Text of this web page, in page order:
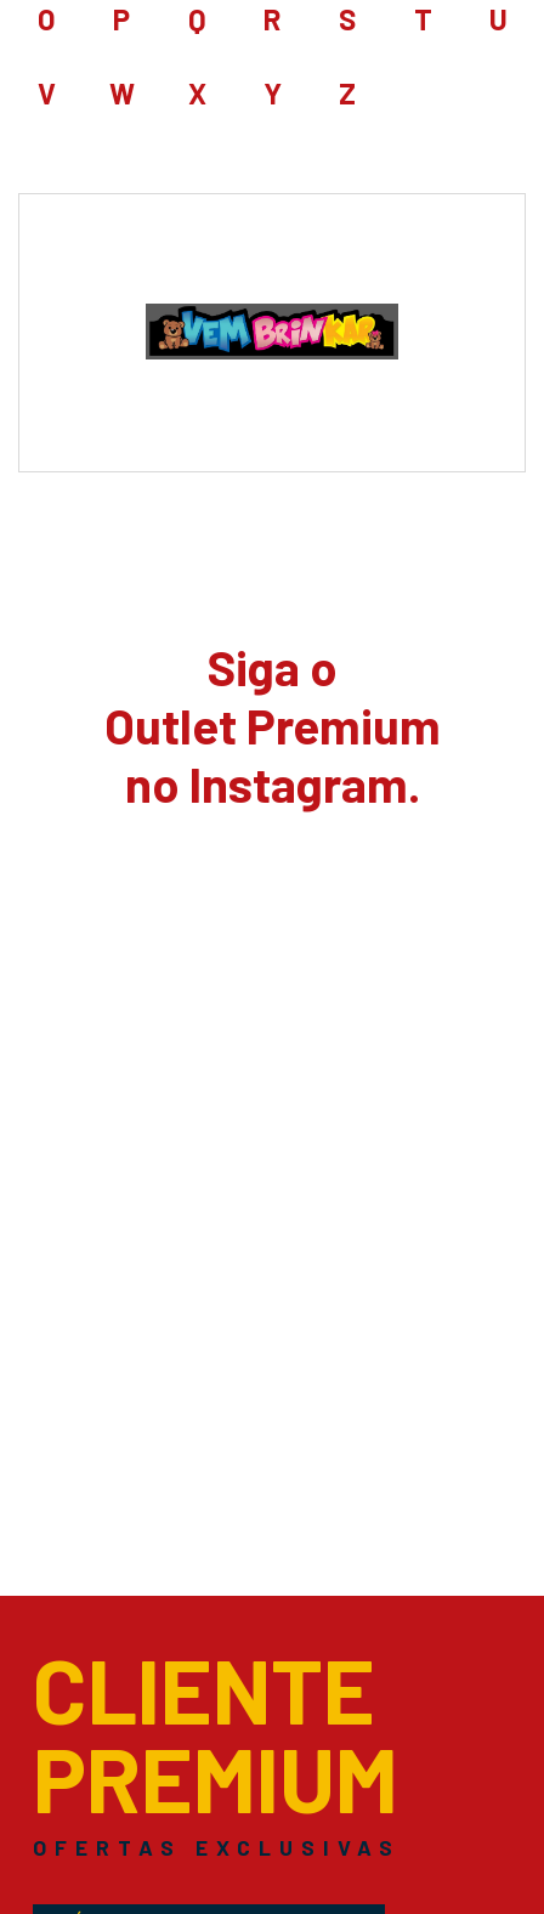
O P Q R S T U
V W X Y Z
Siga o
Outlet Premium
no Instagram.
CLIENTE
PREMIUM
OFERTAS EXCLUSIVAS